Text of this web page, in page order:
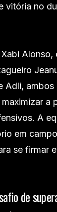
vitória no
Alonso,
Adli, ambos
a
A
em
se firmar
de